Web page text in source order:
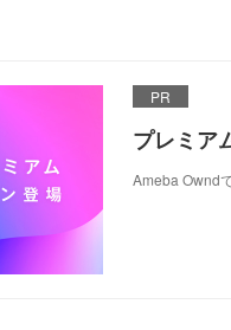
PR
プレミア
Ameba Ownd